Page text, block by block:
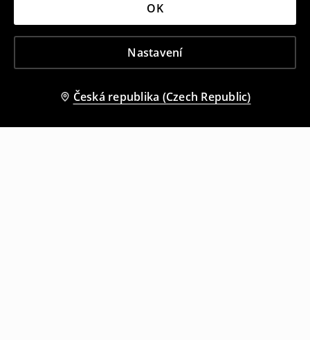
Nastavení
OK
Česká republika (Czech Republic)